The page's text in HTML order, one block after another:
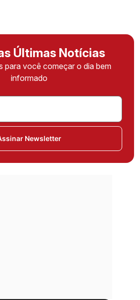
Últimas Notícias
para você começar o dia bem
informado
Newsletter